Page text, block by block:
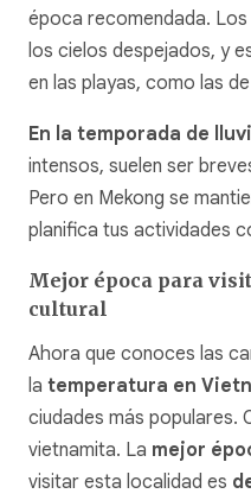
época recomendada.
los cielos despejados, y
en las playas, como las
En la temporada de
intensos, suelen ser
Pero en Mekong se
planifica tus actividades
Mejor época para
cultural
Ahora que conoces las
la temperatura en
ciudades más populares.
vietnamita. La mejor
visitar esta localidad es